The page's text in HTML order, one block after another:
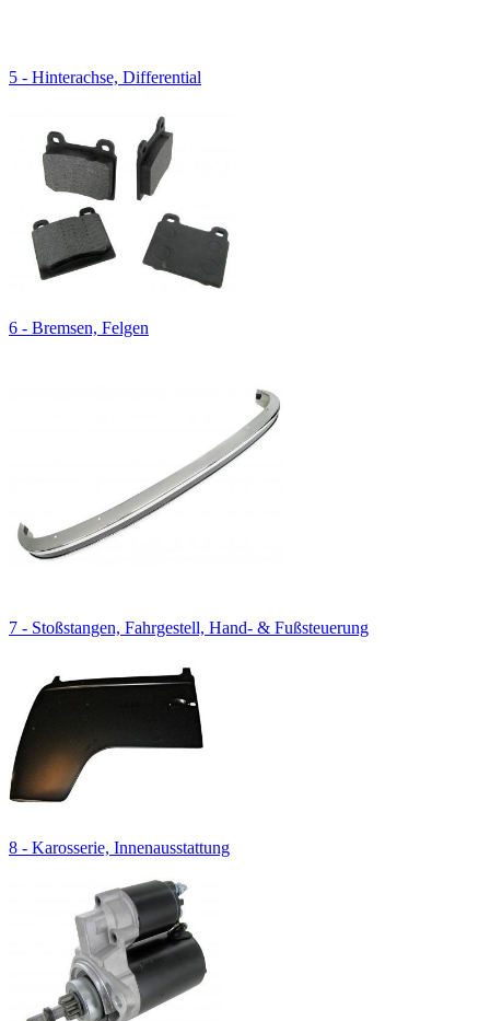
5 - Hinterachse, Differential
6 - Bremsen, Felgen
7 - Stoßstangen, Fahrgestell, Hand- & Fußsteuerung
8 - Karosserie, Innenausstattung